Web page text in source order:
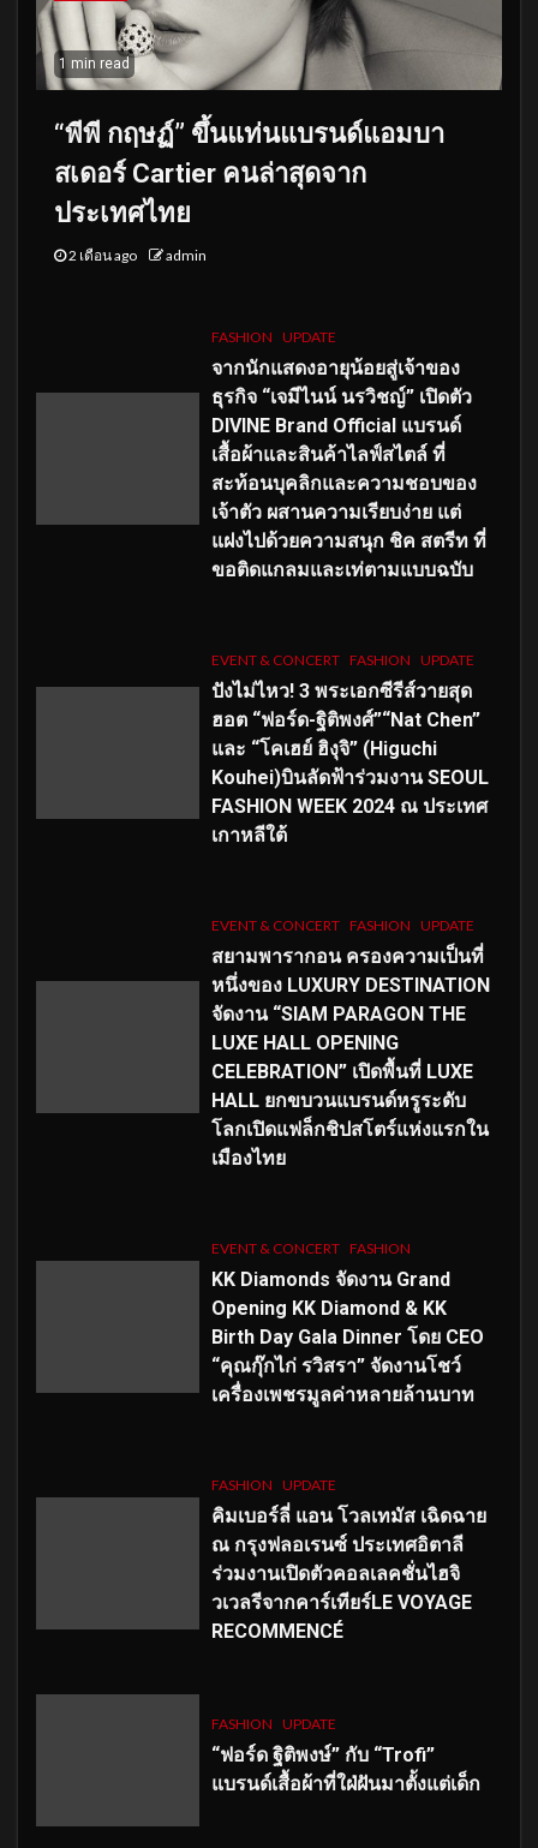
1 min read
“พีพี กฤษฏ์” ขึ้นแท่นแบรนด์แอมบา
สเดอร์ Cartier คนล่าสุดจาก
ประเทศไทย
2 เดือน ago admin
FASHION UPDATE
จากนักแสดงอายุน้อยสู่เจ้าของ
ธุรกิจ “เจมีไนน์ นรวิชญ์” เปิดตัว
DIVINE Brand Official แบรนด์
เสื้อผ้าและสินค้าไลฟ์สไตล์ ที่
สะท้อนบุคลิกและความชอบของ
เจ้าตัว ผสานความเรียบง่าย แต่
แฝงไปด้วยความสนุก ชิค สตรีท ที่
ขอติดแกลมและเท่ตามแบบฉบับ
EVENT & CONCERT FASHION UPDATE
ปังไม่ไหว! 3 พระเอกซีรีส์วายสุด
ฮอต “ฟอร์ด-ฐิติพงศ์”“Nat Chen”
และ “โคเฮย์ ฮิงุจิ” (Higuchi
Kouhei)บินลัดฟ้าร่วมงาน SEOUL
FASHION WEEK 2024 ณ ประเทศ
เกาหลีใต้
EVENT & CONCERT FASHION UPDATE
สยามพารากอน ครองความเป็นที่
หนึ่งของ LUXURY DESTINATION
จัดงาน “SIAM PARAGON THE
LUXE HALL OPENING
CELEBRATION” เปิดพื้นที่ LUXE
HALL ยกขบวนแบรนด์หรูระดับ
โลกเปิดแฟล็กชิปสโตร์แห่งแรกใน
เมืองไทย
EVENT & CONCERT FASHION
KK Diamonds จัดงาน Grand
Opening KK Diamond & KK
Birth Day Gala Dinner โดย CEO
“คุณกุ๊กไก่ รวิสรา” จัดงานโชว์
เครื่องเพชรมูลค่าหลายล้านบาท
FASHION UPDATE
คิมเบอร์ลี่ แอน โวลเทมัส เฉิดฉาย
ณ กรุงฟลอเรนซ์ ประเทศอิตาลี
ร่วมงานเปิดตัวคอลเลคชั่นไฮจิ
วเวลรีจากคาร์เทียร์LE VOYAGE
RECOMMENCÉ
FASHION UPDATE
“ฟอร์ด ฐิติพงษ์” กับ “Trofi”
แบรนด์เสื้อผ้าที่ใฝ่ฝันมาตั้งแต่เด็ก